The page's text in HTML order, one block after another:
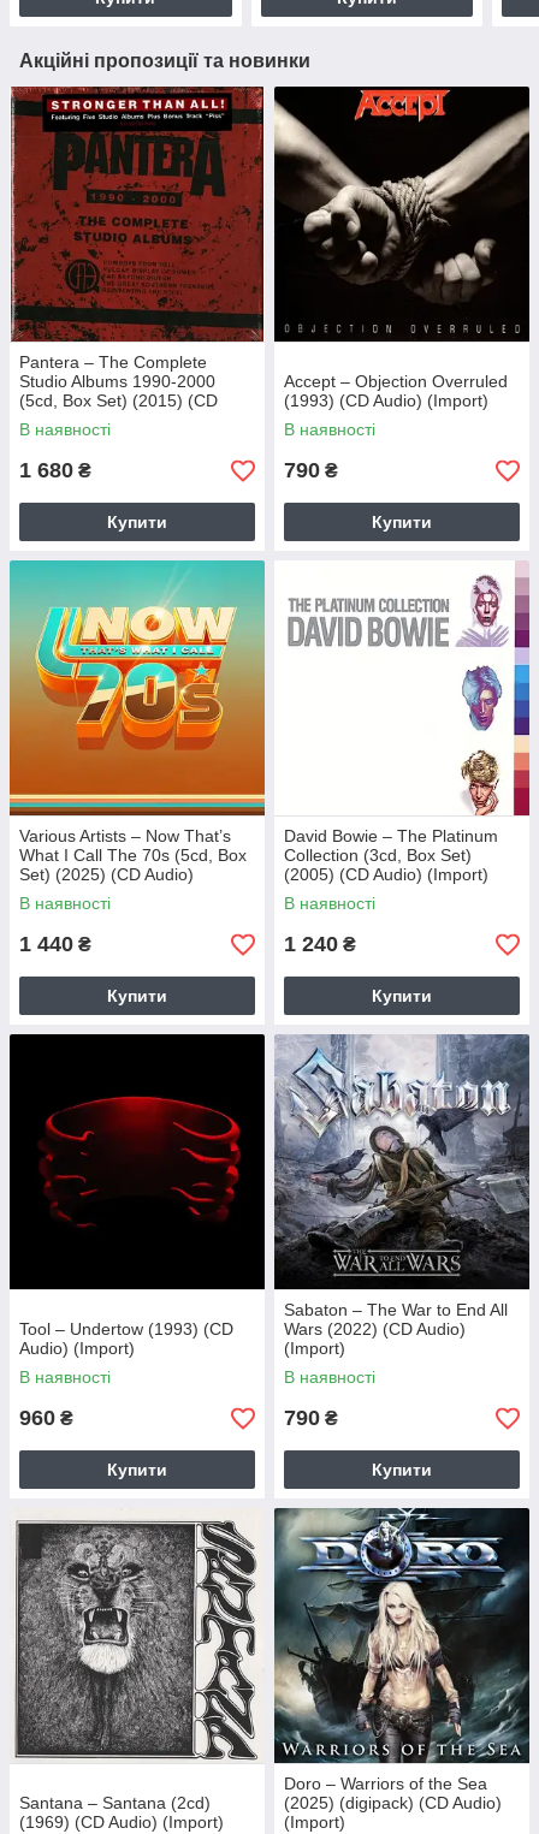
Акційні пропозиції та новинки
Pantera – The Complete
Studio Albums 1990-2000
(5cd, Box Set) (2015) (CD
Audio) (Import)
В наявності
1 680 ₴
Купити
Accept – Objection Overruled
(1993) (CD Audio) (Import)
В наявності
790 ₴
Купити
Various Artists – Now That’s
What I Call The 70s (5cd, Box
Set) (2025) (CD Audio)
(Import)
В наявності
1 440 ₴
Купити
David Bowie – The Platinum
Collection (3cd, Box Set)
(2005) (CD Audio) (Import)
В наявності
1 240 ₴
Купити
Tool – Undertow (1993) (CD
Audio) (Import)
В наявності
960 ₴
Купити
Sabaton – The War to End All
Wars (2022) (CD Audio)
(Import)
В наявності
790 ₴
Купити
Santana – Santana (2cd)
(1969) (CD Audio) (Import)
Doro – Warriors of the Sea
(2025) (digipack) (CD Audio)
(Import)